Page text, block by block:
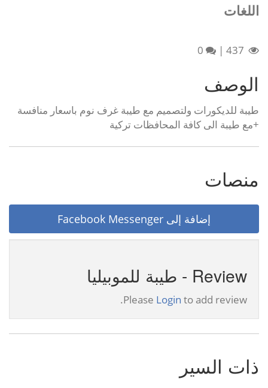
اللغات
437
|
0
الوصف
طيبة للديكورات ولتصميم مع طيبة غرف نوم باسعار منافسة
+مع طيبة الى كافة المحافظات تركية
منصات
إضافة إلى Facebook Messenger
Review - طيبة للموبيليا
Please Login to add review.
ذات السير